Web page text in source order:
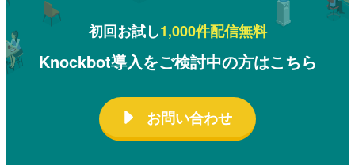
初回お試し1,000件配信無料
Knockbot導入をご検討中の方はこちら
お問い合わせ